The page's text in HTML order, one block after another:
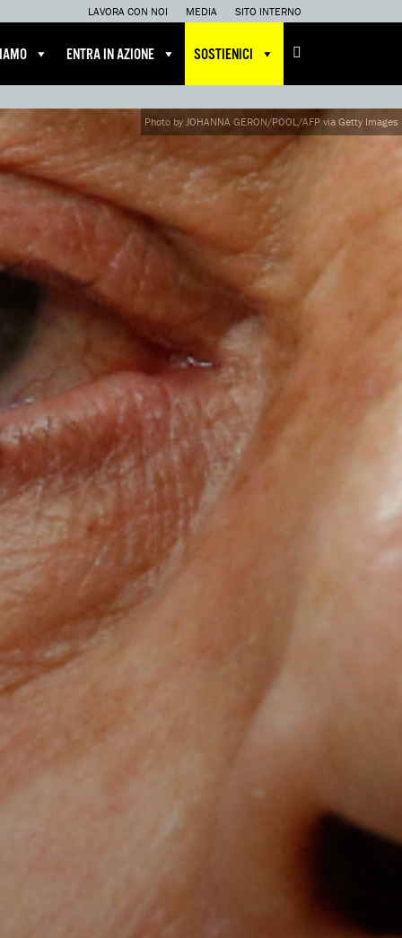
LAVORA CON NOI MEDIA SITO INTERNO
ENTRA IN AZIONE SOSTIENICI
Photo by JOHANNA GERON/POOL/AFP via Getty Images